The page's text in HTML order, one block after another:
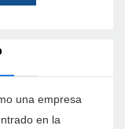
una empresa
en la